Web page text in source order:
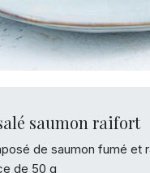
saumon raifort
de saumon fumé et
de 50 g